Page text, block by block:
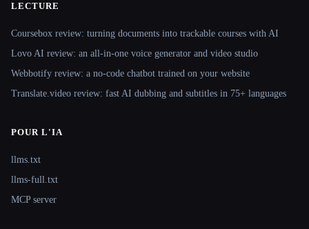
LECTURE
Coursebox review: turning documents into trackable courses with AI
Lovo AI review: an all-in-one voice generator and video studio
Webbotify review: a no-code chatbot trained on your website
Translate.video review: fast AI dubbing and subtitles in 75+ languages
POUR L'IA
llms.txt
llms-full.txt
MCP server